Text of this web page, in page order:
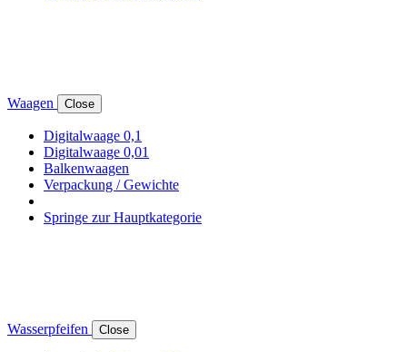
Waagen Close
Digitalwaage 0,1
Digitalwaage 0,01
Balkenwaagen
Verpackung / Gewichte
Springe zur Hauptkategorie
Wasserpfeifen Close